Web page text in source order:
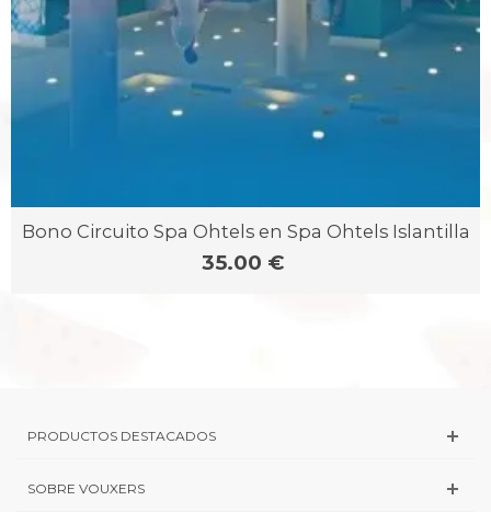
Bono Circuito Spa Ohtels en Spa Ohtels Islantilla
35.00 €
PRODUCTOS DESTACADOS
SOBRE VOUXERS